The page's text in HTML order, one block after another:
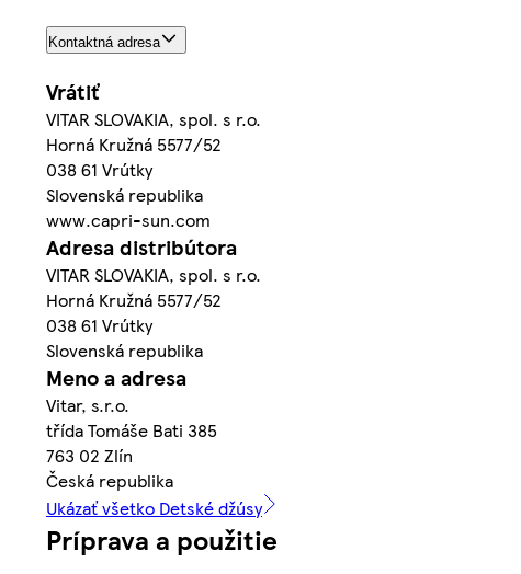
Kontaktná adresa
Vrátiť
VITAR SLOVAKIA, spol. s r.o.
Horná Kružná 5577/52
038 61 Vrútky
Slovenská republika
www.capri-sun.com
Adresa distribútora
VITAR SLOVAKIA, spol. s r.o.
Horná Kružná 5577/52
038 61 Vrútky
Slovenská republika
Meno a adresa
Vitar, s.r.o.
třída Tomáše Bati 385
763 02 Zlín
Česká republika
Ukázať všetko Detské džúsy
Príprava a použitie